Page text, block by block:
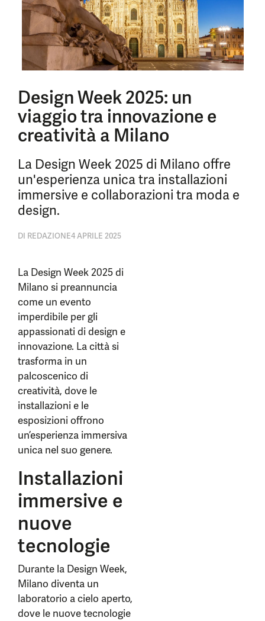
Design Week 2025: un
viaggio tra innovazione e
creatività a Milano
La Design Week 2025 di Milano offre
un'esperienza unica tra installazioni
immersive e collaborazioni tra moda e
design.
DI REDAZIONE4 APRILE 2025
La Design Week 2025 di
Milano si preannuncia
come un evento
imperdibile per gli
appassionati di design e
innovazione. La città si
trasforma in un
palcoscenico di
creatività, dove le
installazioni e le
esposizioni offrono
un’esperienza immersiva
unica nel suo genere.
Installazioni
immersive e
nuove
tecnologie
Durante la Design Week,
Milano diventa un
laboratorio a cielo aperto,
dove le nuove tecnologie